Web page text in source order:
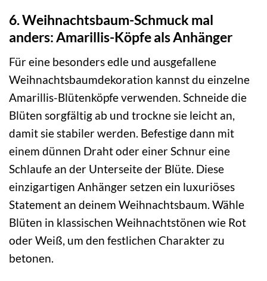
6. Weihnachtsbaum-Schmuck mal
anders: Amarillis-Köpfe als Anhänger
Für eine besonders edle und ausgefallene
Weihnachtsbaumdekoration kannst du einzelne
Amarillis-Blütenköpfe verwenden. Schneide die
Blüten sorgfältig ab und trockne sie leicht an,
damit sie stabiler werden. Befestige dann mit
einem dünnen Draht oder einer Schnur eine
Schlaufe an der Unterseite der Blüte. Diese
einzigartigen Anhänger setzen ein luxuriöses
Statement an deinem Weihnachtsbaum. Wähle
Blüten in klassischen Weihnachtstönen wie Rot
oder Weiß, um den festlichen Charakter zu
betonen.